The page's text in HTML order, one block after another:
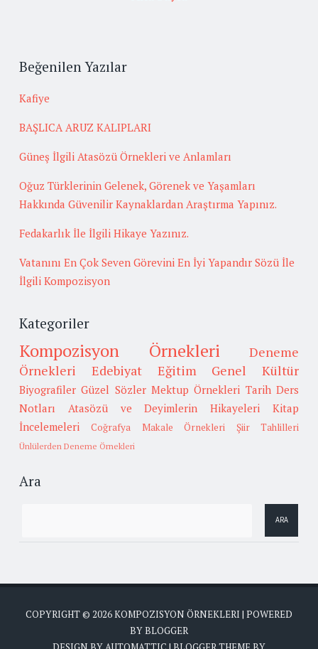
Beğenilen Yazılar
Kafiye
BAŞLICA ARUZ KALIPLARI
Güneş İlgili Atasözü Örnekleri ve Anlamları
Oğuz Türklerinin Gelenek, Görenek ve Yaşamları
Hakkında Güvenilir Kaynaklardan Araştırma Yapınız.
Fedakarlık İle İlgili Hikaye Yazınız.
Vatanını En Çok Seven Görevini En İyi Yapandır Sözü İle
İlgili Kompozisyon
Kategoriler
Kompozisyon Örnekleri
Deneme
Örnekleri
Edebiyat Eğitim Genel Kültür
Biyografiler Güzel Sözler Mektup Örnekleri Tarih Ders
Notları
Atasözü ve Deyimlerin Hikayeleri
Kitap
İncelemeleri
Coğrafya Makale Örnekleri Şiir Tahlilleri
Ünlülerden Deneme Örnekleri
Ara
COPYRIGHT © 2026KOMPOZISYON ÖRNEKLERI | POWERED
BYBLOGGER